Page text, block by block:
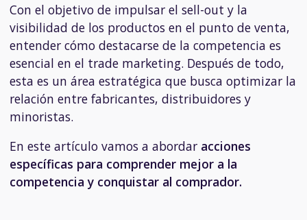
Con el objetivo de impulsar el sell-out y la
visibilidad de los productos en el punto de venta,
entender cómo destacarse de la competencia es
esencial en el trade marketing. Después de todo,
esta es un área estratégica que busca optimizar la
relación entre fabricantes, distribuidores y
minoristas.
En este artículo vamos a abordar acciones
específicas para comprender mejor a la
competencia y conquistar al comprador.